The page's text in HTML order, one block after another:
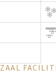
ZAAL